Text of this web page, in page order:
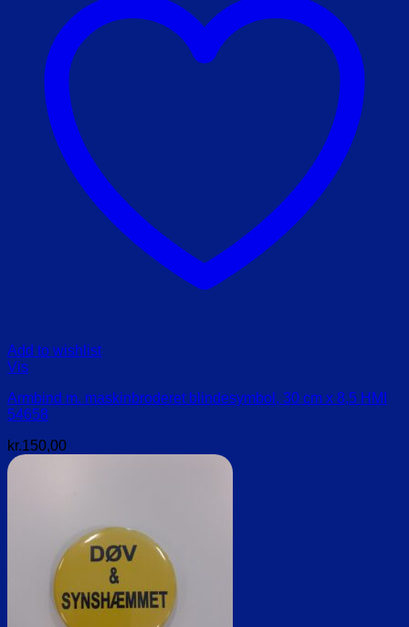
Add to wishlist
Vis
Armbind m. maskinbroderet blindesymbol, 30 cm x 8,5 HMI
54658
kr.150,00